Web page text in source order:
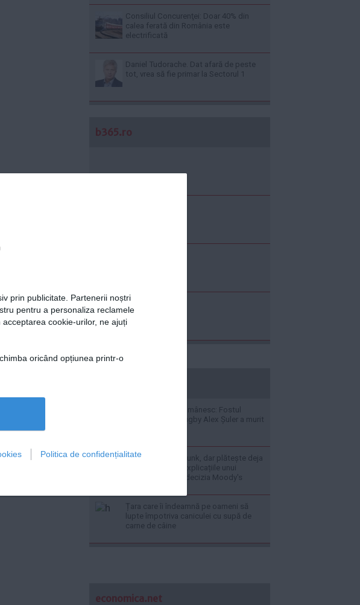
prin publicitate. Partenerii noștri
pentru a personaliza reclamele
cookie-urilor, ne ajuți
oricând opțiunea printr-o
Politica de confidențialitate
Consiliul Concurenţei: Doar 40% din
calea ferată din România este
electrificată
Daniel Tudorache. Dat afară de peste
tot, vrea să fie primar la Sectorul 1
b365.ro
Doliu în sportul românesc: Fostul
internațional de rugby Alex Șuler a murit
„România nu e în junk, dar plătește deja
ca și cum ar fi” - Explicațiile unui
economist după decizia Moody's
Țara care îi îndeamnă pe oameni să
lupte împotriva caniculei cu supă de
carne de câine
economica.net